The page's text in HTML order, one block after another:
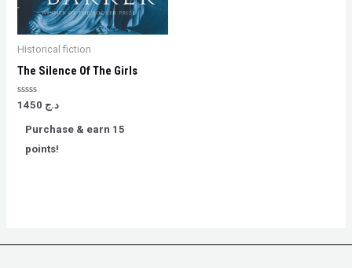
Historical fiction
The Silence Of The Girls
Rated
of
د.ج
Purchase & earn 15
points!